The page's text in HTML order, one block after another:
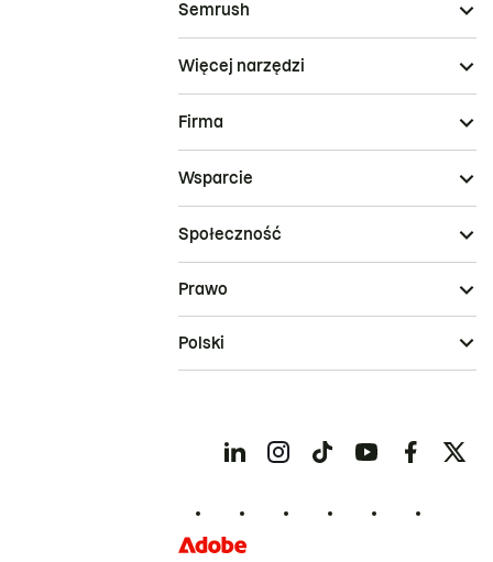
Semrush
Więcej narzędzi
Firma
Wsparcie
Społeczność
Prawo
Polski